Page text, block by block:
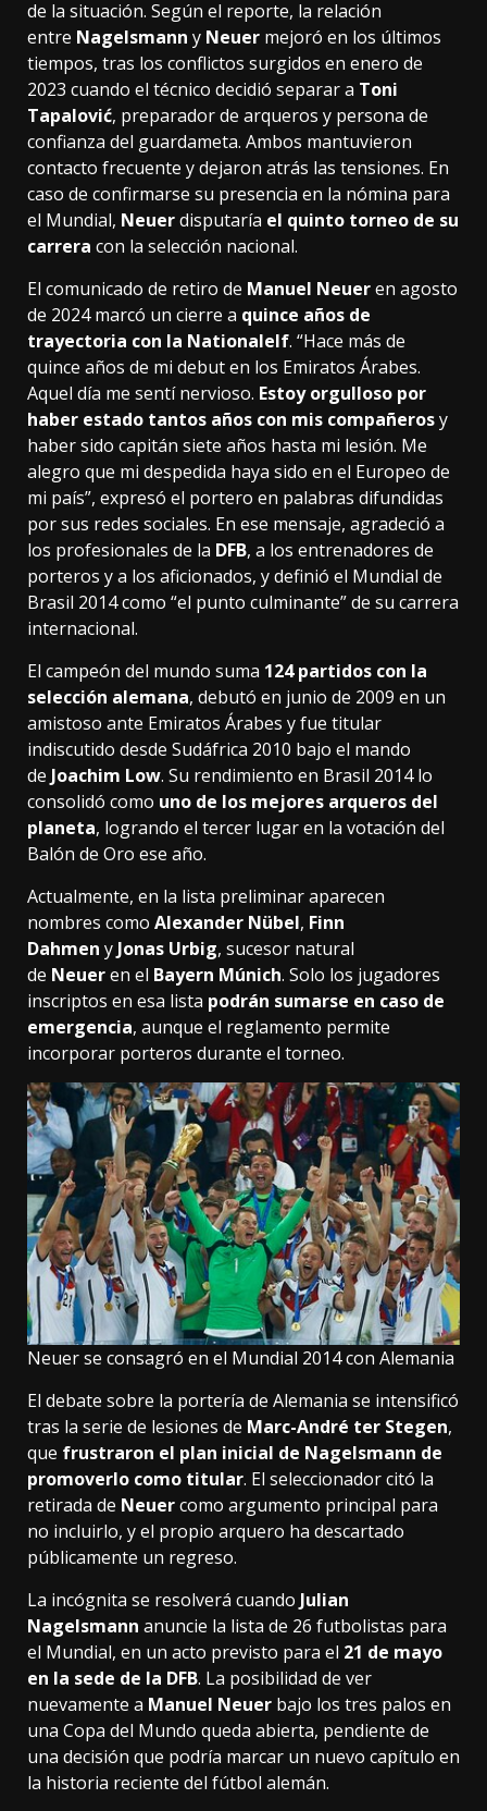
de la situación. Según el reporte, la relación
entre Nagelsmann y Neuer mejoró en los últimos
tiempos, tras los conflictos surgidos en enero de
2023 cuando el técnico decidió separar a Toni
Tapalović, preparador de arqueros y persona de
confianza del guardameta. Ambos mantuvieron
contacto frecuente y dejaron atrás las tensiones. En
caso de confirmarse su presencia en la nómina para
el Mundial, Neuerdisputaría el quinto torneo de su
carrera con la selección nacional.
El comunicado de retiro de Manuel Neueren agosto
de 2024 marcó un cierre a quince años de
trayectoria con la Nationalelf. “Hace más de
quince años de mi debut en los Emiratos Árabes.
Aquel día me sentí nervioso. Estoy orgulloso por
haber estado tantos años con mis compañerosy
haber sido capitán siete años hasta mi lesión. Me
alegro que mi despedida haya sido en el Europeo de
mi país”, expresó el portero en palabras difundidas
por sus redes sociales. En ese mensaje, agradeció a
los profesionales de la DFB, a los entrenadores de
porteros y a los aficionados, y definió el Mundial de
Brasil 2014 como “el punto culminante” de su carrera
internacional.
El campeón del mundo suma 124 partidos con la
selección alemana, debutó en junio de 2009 en un
amistoso ante Emiratos Árabes y fue titular
indiscutido desde Sudáfrica 2010 bajo el mando
de Joachim Low. Su rendimiento en Brasil 2014 lo
consolidó como uno de los mejores arqueros del
planeta, logrando el tercer lugar en la votación del
Balón de Oro ese año.
Actualmente, en la lista preliminar aparecen
nombres como Alexander Nübel, Finn
Dahmen y Jonas Urbig, sucesor natural
de Neueren el Bayern Múnich. Solo los jugadores
inscriptos en esa lista podrán sumarse en caso de
emergencia, aunque el reglamento permite
incorporar porteros durante el torneo.
Neuer se consagró en el Mundial 2014 con Alemania
El debate sobre la portería de Alemania se intensificó
tras la serie de lesiones de Marc-André ter Stegen,
que frustraron el plan inicial de Nagelsmann de
promoverlo como titular. El seleccionador citó la
retirada de Neuercomo argumento principal para
no incluirlo, y el propio arquero ha descartado
públicamente un regreso.
La incógnita se resolverá cuando Julian
Nagelsmann anuncie la lista de 26 futbolistas para
el Mundial, en un acto previsto para el 21 de mayo
en la sede de la DFB. La posibilidad de ver
nuevamente a Manuel Neuer bajo los tres palos en
una Copa del Mundo queda abierta, pendiente de
una decisión que podría marcar un nuevo capítulo en
la historia reciente del fútbol alemán.